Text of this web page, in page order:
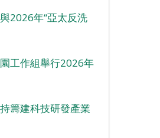
2026年“亞太反洗
工作組舉行2026年
籌建科技研發產業